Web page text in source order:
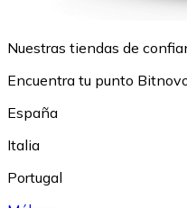
Nuestras tiendas de
Encuentra tu punto
España
Italia
Portugal